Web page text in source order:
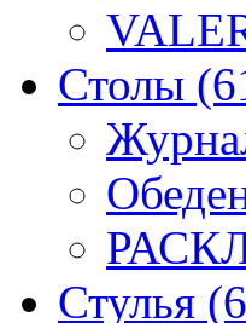
Столы
Стулья